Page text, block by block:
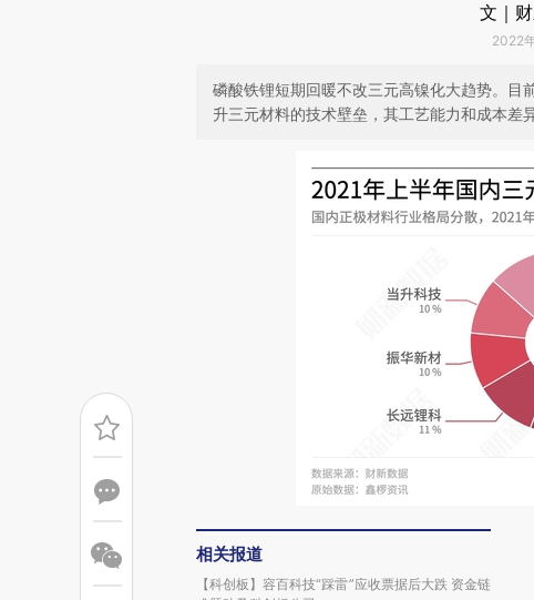
文｜
2022
磷酸铁锂短期回暖不改三元高镍化大趋势。目
升三元材料的技术壁垒，其工艺能力和成本差
相关报道
【科创板】容百科技“踩雷”应收票据后大跌 资金链